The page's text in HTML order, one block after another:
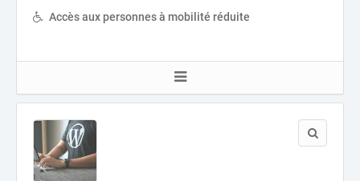
Accès aux personnes à mobilité réduite